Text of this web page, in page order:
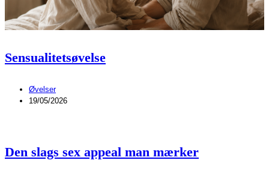
Sensualitetsøvelse
Øvelser
19/05/2026
Den slags sex appeal man mærker